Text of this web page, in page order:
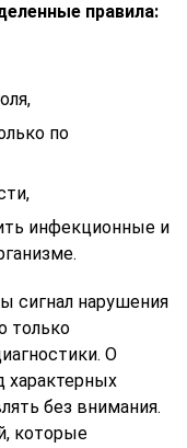
правила:
по
инфекционные и
сигнал нарушения
только
О
характерных
без внимания.
которые